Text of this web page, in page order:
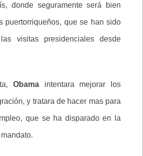
donde seguramente será bien
puertorriqueños, que se han sido
visitas presidenciales desde
Obama intentara mejorar los
y tratara de hacer mas para
que se ha disparado en la